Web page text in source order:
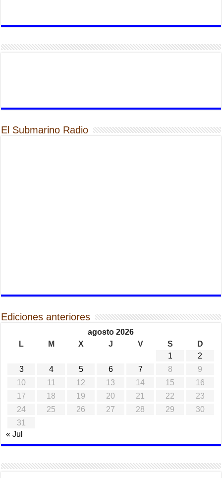
El Submarino Radio
Ediciones anteriores
agosto 2026
L
M X J V S
D
1
2
3
4 5 6 7 8
9
10
11 12 13 14 15
16
17
18 19 20 21 22
23
24
25 26 27 28 29
30
31
« Jul